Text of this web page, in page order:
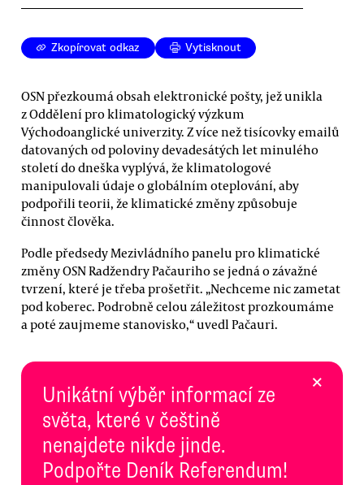
Zkopírovat odkaz Vytisknout
OSN přezkoumá obsah elektronické pošty, jež unikla
z Oddělení pro klimatologický výzkum
Východoanglické univerzity. Z více než tisícovky emailů
datovaných od poloviny devadesátých let minulého
století do dneška vyplývá, že klimatologové
manipulovali údaje o globálním oteplování, aby
podpořili teorii, že klimatické změny způsobuje
činnost člověka.
Podle předsedy Mezivládního panelu pro klimatické
změny OSN Radžendry Pačauriho se jedná o závažné
tvrzení, které je třeba prošetřit. „Nechceme nic zametat
pod koberec. Podrobně celou záležitost prozkoumáme
a poté zaujmeme stanovisko,“ uvedl Pačauri.
Unikátní výběr informací ze
světa, které v češtině
nenajdete nikde jinde.
Podpořte Deník Referendum!
×